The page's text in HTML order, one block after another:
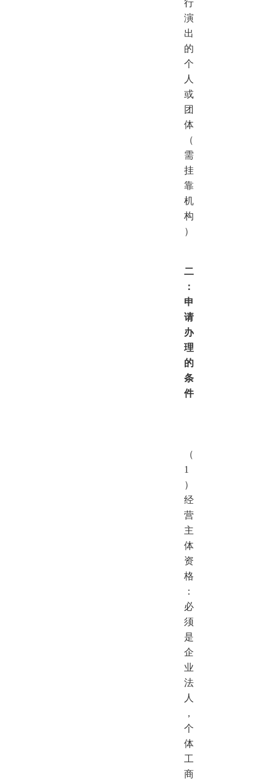
行
演
出
的
个
人
或
团
体
（
需
挂
靠
机
构
）
二
：
申
请
办
理
的
条
件
（
1
）
经
营
主
体
资
格
：
必
须
是
企
业
法
人
，
个
体
工
商